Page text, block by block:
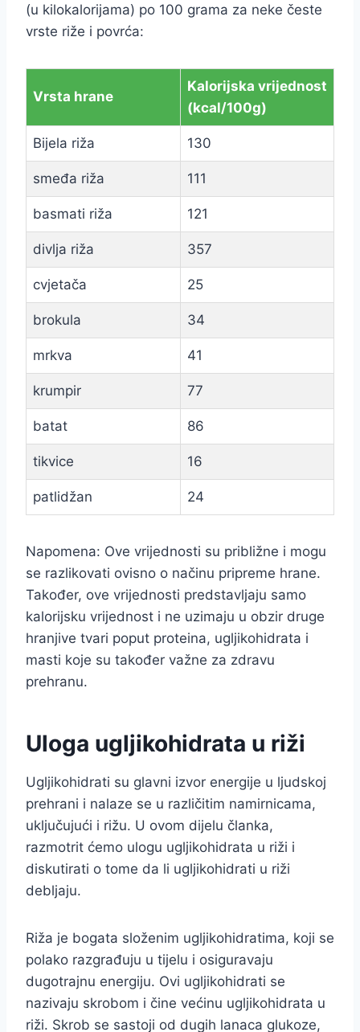
(u kilokalorijama) po 100 grama za neke česte
vrste riže i povrća:
Vrsta hrane
Kalorijska vrijednost
(kcal/100g)
Bijela riža 130
smeđa riža 111
basmati riža 121
divlja riža 357
cvjetača 25
brokula 34
mrkva 41
krumpir 77
batat 86
tikvice 16
patlidžan 24
Napomena: Ove vrijednosti su približne i mogu
se razlikovati ovisno o načinu pripreme hrane.
Također, ove vrijednosti predstavljaju samo
kalorijsku vrijednost i ne uzimaju u obzir druge
hranjive tvari poput proteina, ugljikohidrata i
masti koje su također važne za zdravu
prehranu.
Uloga ugljikohidrata u riži
Ugljikohidrati su glavni izvor energije u ljudskoj
prehrani i nalaze se u različitim namirnicama,
uključujući i rižu. U ovom dijelu članka,
razmotrit ćemo ulogu ugljikohidrata u riži i
diskutirati o tome da li ugljikohidrati u riži
debljaju.
Riža je bogata složenim ugljikohidratima, koji se
polako razgrađuju u tijelu i osiguravaju
dugotrajnu energiju. Ovi ugljikohidrati se
nazivaju skrobom i čine većinu ugljikohidrata u
riži. Skrob se sastoji od dugih lanaca glukoze,